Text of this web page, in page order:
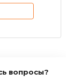
вопросы?